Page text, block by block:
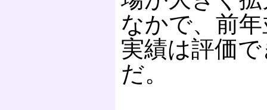
なかで、前
実績は評価
だ。